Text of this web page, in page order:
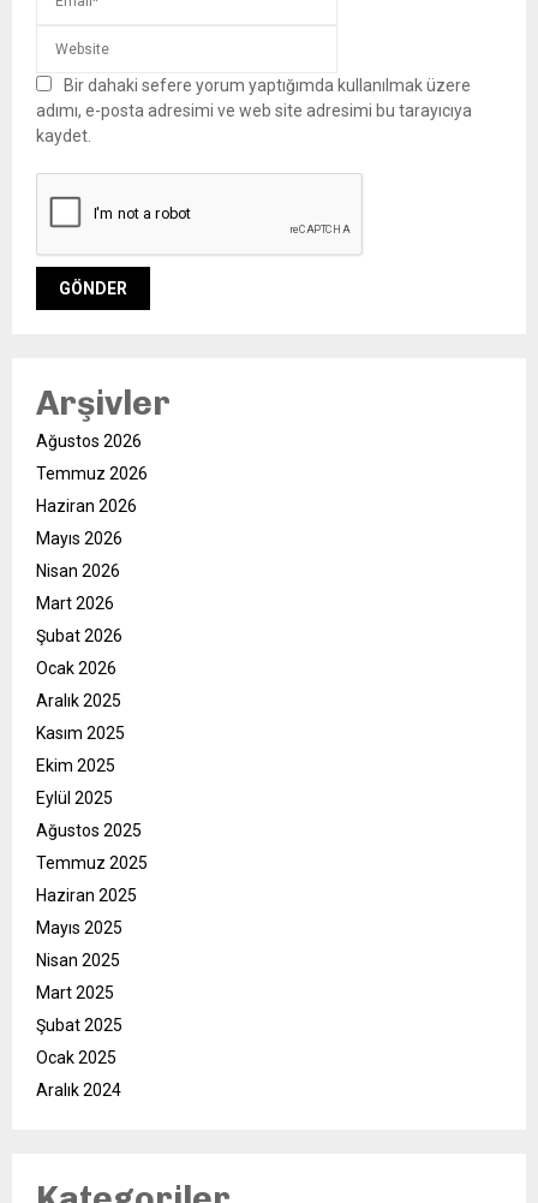
Bir dahaki sefere yorum yaptığımda kullanılmak üzere
adımı, e-posta adresimi ve web site adresimi bu tarayıcıya
kaydet.
Arşivler
Ağustos 2026
Temmuz 2026
Haziran 2026
Mayıs 2026
Nisan 2026
Mart 2026
Şubat 2026
Ocak 2026
Aralık 2025
Kasım 2025
Ekim 2025
Eylül 2025
Ağustos 2025
Temmuz 2025
Haziran 2025
Mayıs 2025
Nisan 2025
Mart 2025
Şubat 2025
Ocak 2025
Aralık 2024